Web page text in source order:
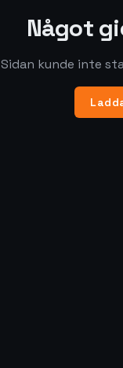
Något
Sidan kunde inte